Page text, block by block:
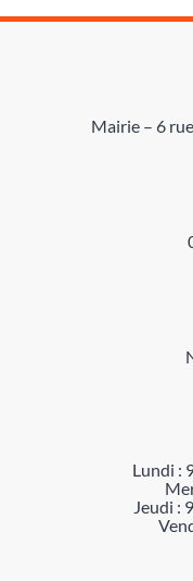
Mairie – 6
Lundi :
Jeudi :